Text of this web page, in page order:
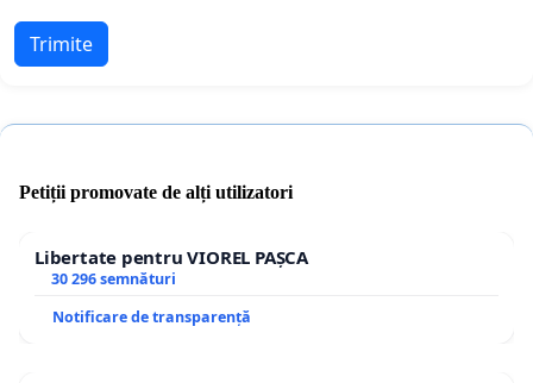
Trimite
Petiții promovate de alți utilizatori
Libertate pentru VIOREL PAȘCA
30 296 semnături
Notificare de transparență